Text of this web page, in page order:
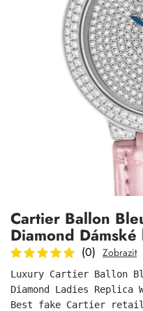
Cartier Ballon
Diamond
(0) Zobrazit
Luxury Cartier Ballon
Diamond Ladies Replica
Best fake Cartier
Odeslat